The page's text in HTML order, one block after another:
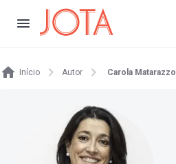
Início Autor Carola Matarazzo